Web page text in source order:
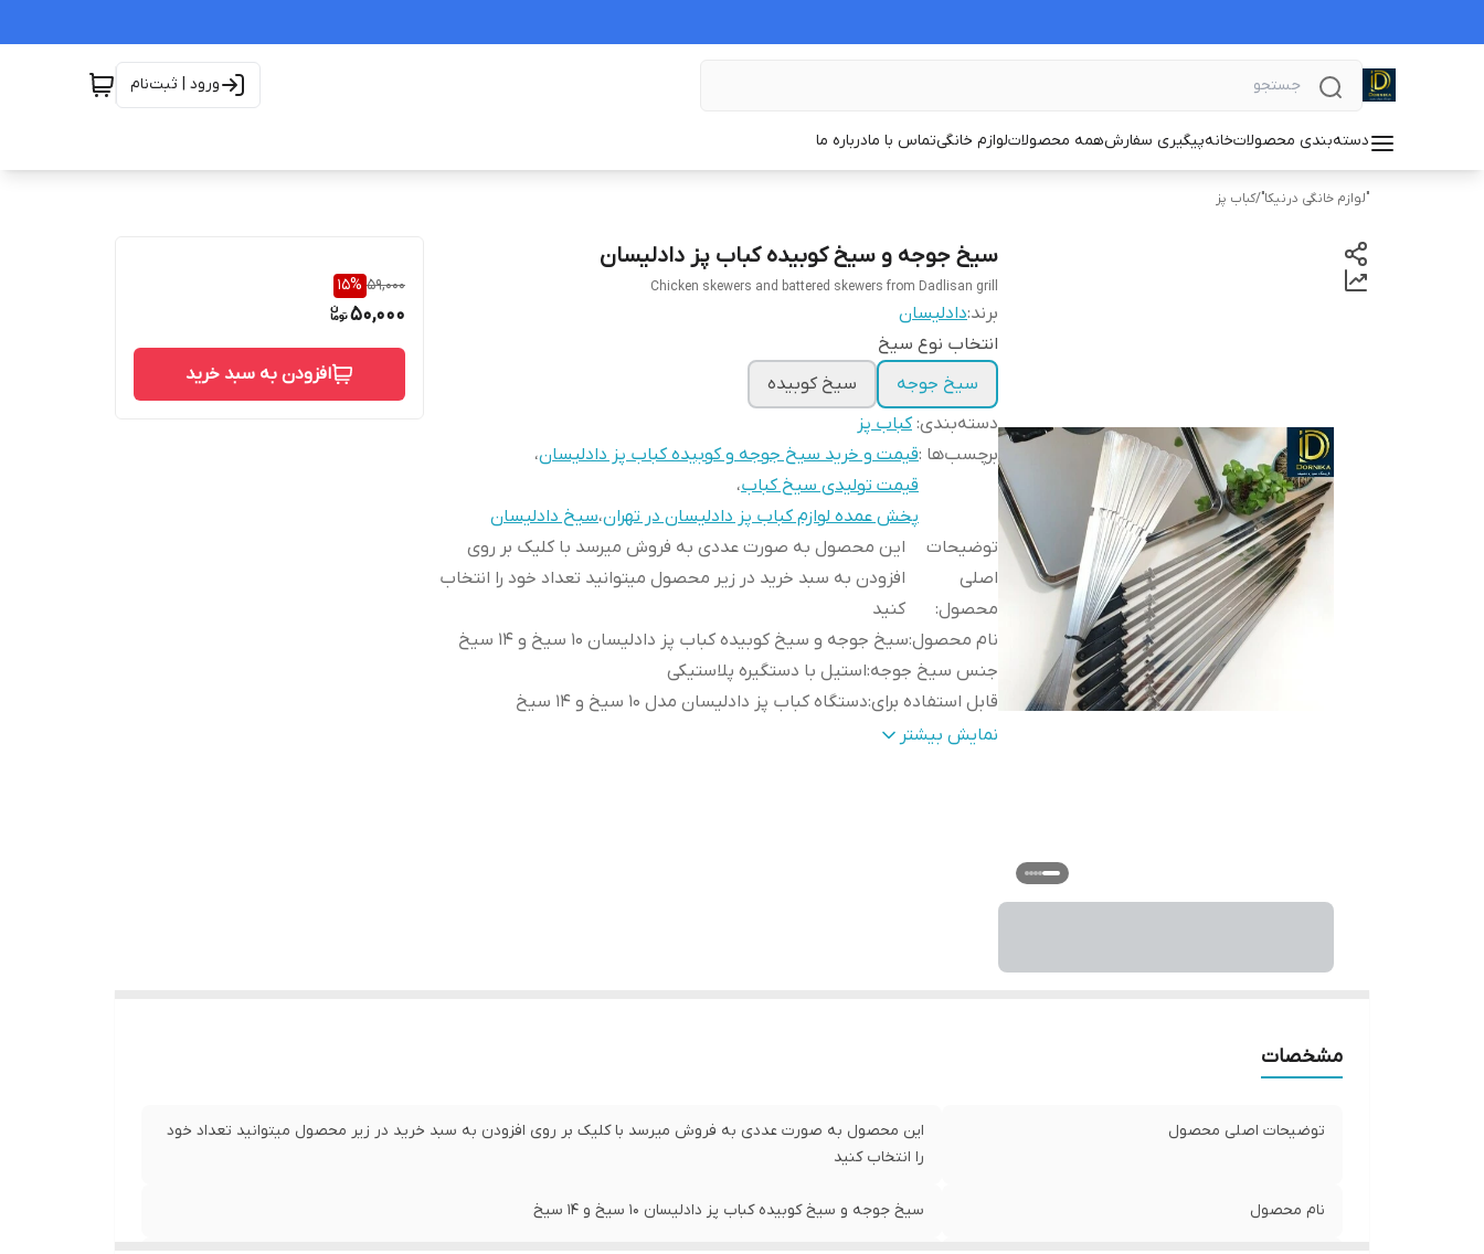
ورود | ثبت‌نام
دسته‌بندی محصولاتخانهپیگیری سفارشهمه محصولاتلوازم خانگیتماس با مادرباره ما
"لوازم خانگی درنیکا"/کباب پز
سیخ جوجه و سیخ کوبیده کباب پز دادلیسان
Chicken skewers and battered skewers from Dadlisan grill
برند:دادلیسان
انتخاب نوع سیخ
سیخ جوجه
سیخ کوبیده
دسته‌بندی:کباب پز
برچسب‌ها :قیمت و خرید سیخ جوجه و کوبیده کباب پز دادلیسان،
قیمت تولیدی سیخ کباب،
پخش عمده لوازم کباب پز دادلیسان در تهران،سیخ دادلیسان
توضیحات
اصلی
محصول:
این محصول به صورت عددی به فروش میرسد با کلیک بر روی
افزودن به سبد خرید در زیر محصول میتوانید تعداد خود را انتخاب
کنید
نام محصول:سیخ جوجه و سیخ کوبیده کباب پز دادلیسان ۱۰ سیخ و ۱۴ سیخ
جنس سیخ جوجه:استیل با دستگیره پلاستیکی
قابل استفاده برای:دستگاه کباب پز دادلیسان مدل ۱۰ سیخ و ۱۴ سیخ
طول سیخ کوبیده
نمایش بیشتر
59,000
15%
50,000
افزودن به سبد خرید
مشخصات
توضیحات اصلی محصول
این محصول به صورت عددی به فروش میرسد با کلیک بر روی افزودن به سبد خرید در زیر محصول میتوانید تعداد خود
را انتخاب کنید
نام محصول سیخ جوجه و سیخ کوبیده کباب پز دادلیسان ۱۰ سیخ و ۱۴ سیخ